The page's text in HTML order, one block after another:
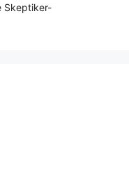
Skeptiker-